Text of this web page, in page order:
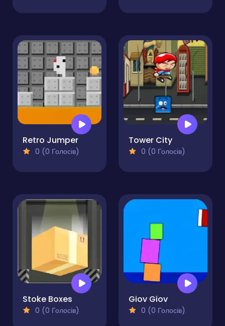
Retro Jumper
0 (0 Голосів)
Tower City
0 (0 Голосів)
Stoke Boxes
0 (0 Голосів)
Giov Giov
0 (0 Голосів)